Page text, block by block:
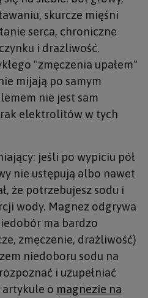
skurcze mięśni
serca, chroniczne
i drażliwość.
"zmęczenia upałem"
mijają po samym
nie jest sam
elektrolitów w tych
jeśli po wypiciu pół
nie ustępują albo nawet
że potrzebujesz sodu i
wody. Magnez odgrywa
ma bardzo
zmęczenie, drażliwość)
niedoboru sodu na
i uzupełniać
artykule o magnezie na